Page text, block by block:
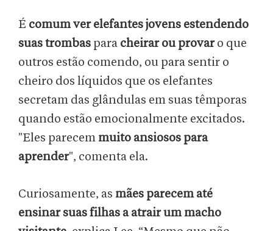
É comum ver elefantes jovens estendendo
suas trombas para cheirar ou provaro que
outros estão comendo, ou para sentir o
cheiro dos líquidos que os elefantes
secretam das glândulas em suas têmporas
quando estão emocionalmente excitados.
"Eles parecem muito ansiosos para
aprender", comenta ela.
Curiosamente, as mães parecem até
ensinar suas filhas a atrair um macho